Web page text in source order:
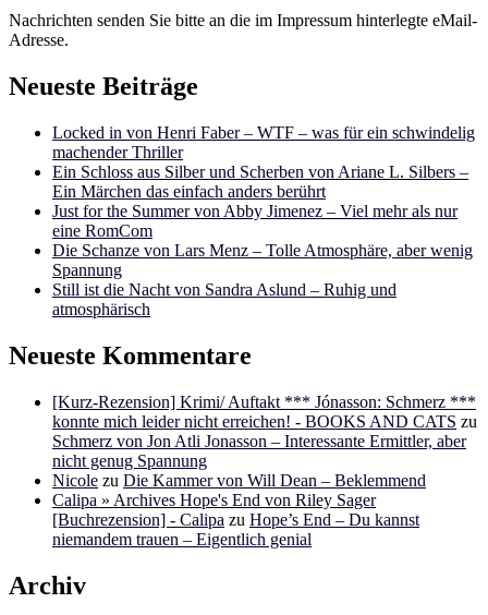
Nachrichten senden Sie bitte an die im Impressum hinterlegte eMail-
Adresse.
Neueste Beiträge
Locked in von Henri Faber – WTF – was für ein schwindelig
machender Thriller
Ein Schloss aus Silber und Scherben von Ariane L. Silbers –
Ein Märchen das einfach anders berührt
Just for the Summer von Abby Jimenez – Viel mehr als nur
eine RomCom
Die Schanze von Lars Menz – Tolle Atmosphäre, aber wenig
Spannung
Still ist die Nacht von Sandra Aslund – Ruhig und
atmosphärisch
Neueste Kommentare
[Kurz-Rezension] Krimi/ Auftakt *** Jónasson: Schmerz ***
konnte mich leider nicht erreichen! - BOOKS AND CATS zu
Schmerz von Jon Atli Jonasson – Interessante Ermittler, aber
nicht genug Spannung
Nicole zu Die Kammer von Will Dean – Beklemmend
Calipa » Archives Hope's End von Riley Sager
[Buchrezension] - Calipa zu Hope’s End – Du kannst
niemandem trauen – Eigentlich genial
Archiv